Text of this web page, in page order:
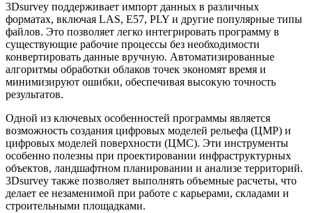
3Dsurvey поддерживает импорт данных в различных
форматах, включая LAS, E57, PLY и другие популярные типы
файлов. Это позволяет легко интегрировать программу в
существующие рабочие процессы без необходимости
конвертировать данные вручную. Автоматизированные
алгоритмы обработки облаков точек экономят время и
минимизируют ошибки, обеспечивая высокую точность
результатов.
Одной из ключевых особенностей программы является
возможность создания цифровых моделей рельефа (ЦМР) и
цифровых моделей поверхности (ЦМС). Эти инструменты
особенно полезны при проектировании инфраструктурных
объектов, ландшафтном планировании и анализе территорий.
3Dsurvey также позволяет выполнять объемные расчеты, что
делает ее незаменимой при работе с карьерами, складами и
строительными площадками.